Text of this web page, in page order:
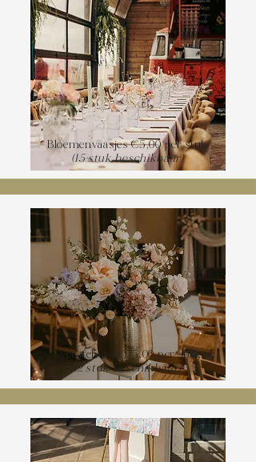
Bloemenvaasjes €5,00 per stuk
(15 stuk beschikbaar)
Eyecatchers €75,00 per stuk
(2 stuk beschikbaar)